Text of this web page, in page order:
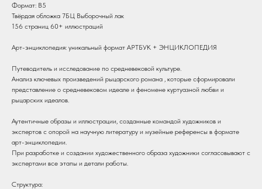
Формат: В5
Твёрдая обложка 7БЦ Выборочный лак
156 страниц 60+ иллюстраций
Арт-энциклопедия: уникальный формат АРТБУК + ЭНЦИКЛОПЕДИЯ
Путеводитель и исследование по средневековой культуре.
Анализ ключевых произведений рыцарского романа , которые сформировали
представление о средневековом идеале и феномене куртуазной любви и
рыцарских идеалов.
Аутентичные образы и иллюстрации, созданные командой художников и
экспертов с опорой на научную литературу и музейные референсы в формате
арт-энциклопедии.
При разработке и создании художественного образа художники согласовывают с
экспертами все этапы и детали работы.
Структура: